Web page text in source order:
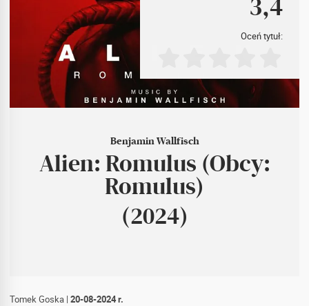
Benjamin Wallfisch
Alien: Romulus (Obcy:
Romulus)
(2024)
3,4
Oceń tytuł:
Tomek Goska | 20-08-2024 r.